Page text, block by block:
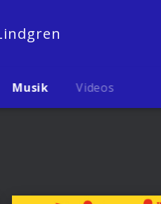
Musik Videos